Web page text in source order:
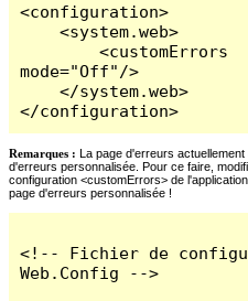
<configuration>
    <system.web>
        <customErrors
mode="Off"/>
    </system.web>
</configuration>
Remarques : La page d'erreurs
d'erreurs personnalisée. Pour ce faire,
configuration <customErrors> de
page d'erreurs personnalisée !
<!-- Fichier de
Web.Config -->